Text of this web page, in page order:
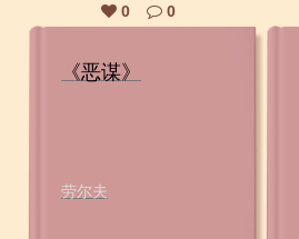
0 0
《恶谋》
劳尔夫